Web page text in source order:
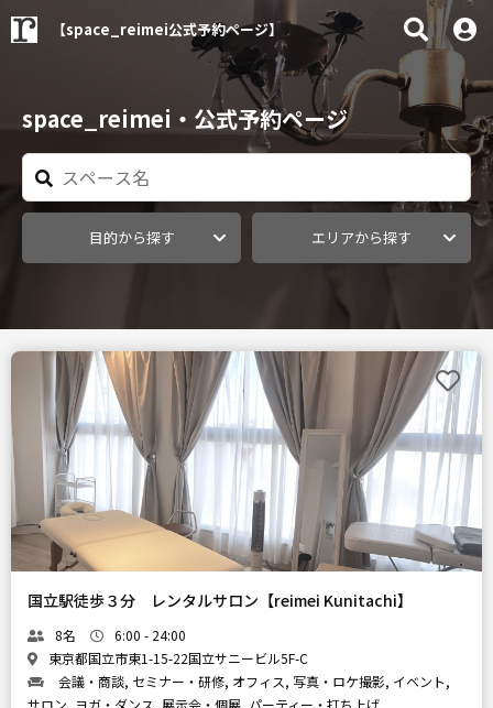
space_reimei・公式予約ページ
目的から探す エリアから探す
【space_reimei公式予約ページ】
国立駅徒歩３分 レンタルサロン【reimei Kunitachi】
8名
6:00 - 24:00
東京都国立市東1-15-22国立サニービル5F-C
会議・商談, セミナー・研修, オフィス, 写真・ロケ撮影, イベント,
サロン, ヨガ・ダンス, 展示会・個展, パーティー・打ち上げ